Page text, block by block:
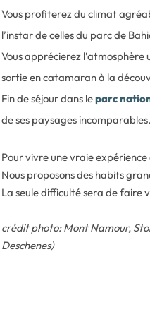
Vous profiterez du climat
l’instar de celles du parc de
Vous apprécierez
sortie en catamaran à la
Fin de séjour dans leparc
de ses paysages incomparables.
Pour vivre une vraie
Nous proposons des habits
La seule difficulté sera de faire
crédit photo: Mont Namour,
Deschenes)